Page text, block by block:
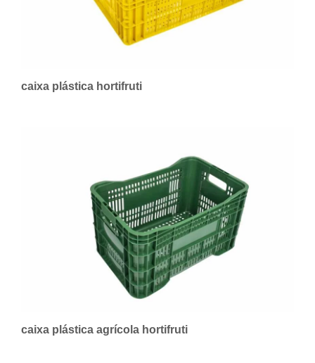
caixa plástica hortifruti
caixa plástica agrícola hortifruti